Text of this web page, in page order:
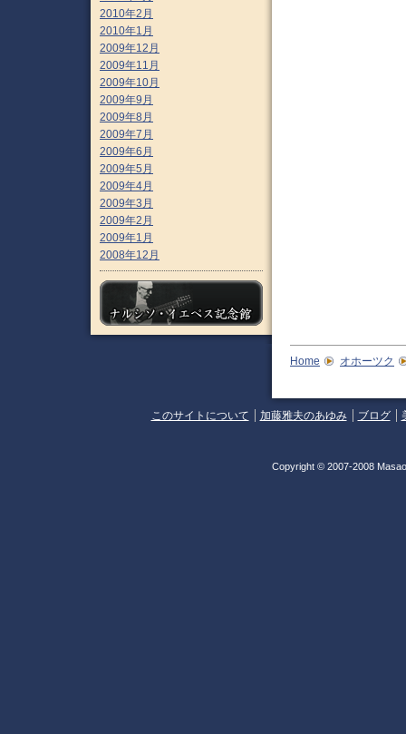
2010年2月
2010年1月
2009年12月
2009年11月
2009年10月
2009年9月
2009年8月
2009年7月
2009年6月
2009年5月
2009年4月
2009年3月
2009年2月
2009年1月
2008年12月
Home オホーツク
このサイトについて 加藤雅夫のあゆみ ブログ
Copyright © 2007-2008